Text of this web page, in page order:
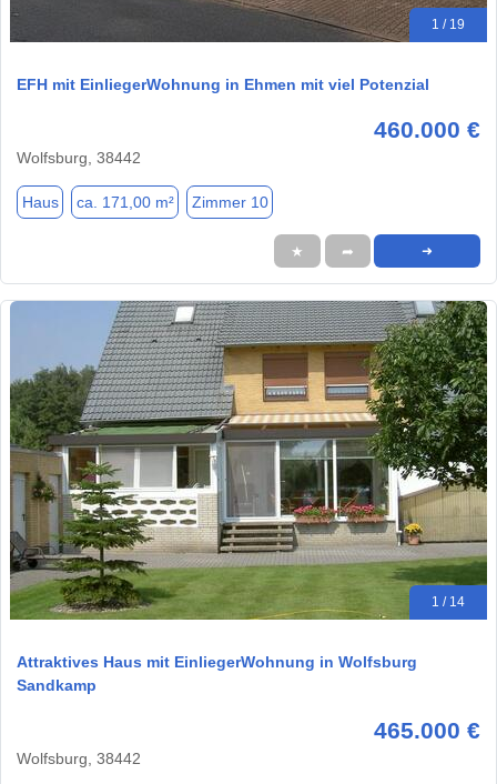
1 / 19
EFH mit EinliegerWohnung in Ehmen mit viel Potenzial
460.000 €
Wolfsburg, 38442
Haus ca. 171,00 m² Zimmer 10
★ ➦ ➜
1 / 14
Attraktives Haus mit EinliegerWohnung in Wolfsburg
Sandkamp
465.000 €
Wolfsburg, 38442